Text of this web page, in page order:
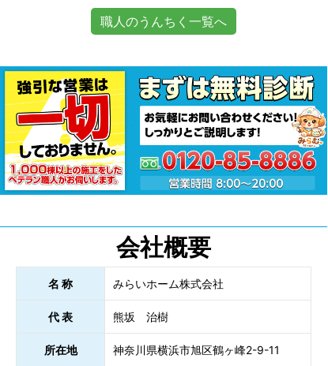
職人のうんちく一覧へ
会社概要
名 称 みらいホーム株式会社
代 表 熊坂 治樹
所在地 神奈川県横浜市旭区鶴ヶ峰2-9-11